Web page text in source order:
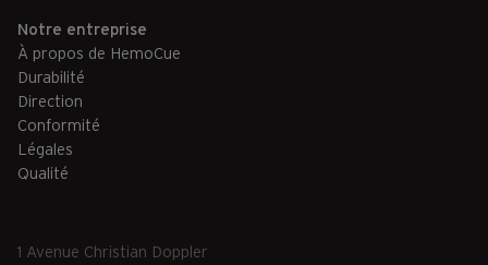
Notre entreprise
À propos de HemoCue
Durabilité
Direction
Conformité
Légales
Qualité
1 Avenue Christian Doppler